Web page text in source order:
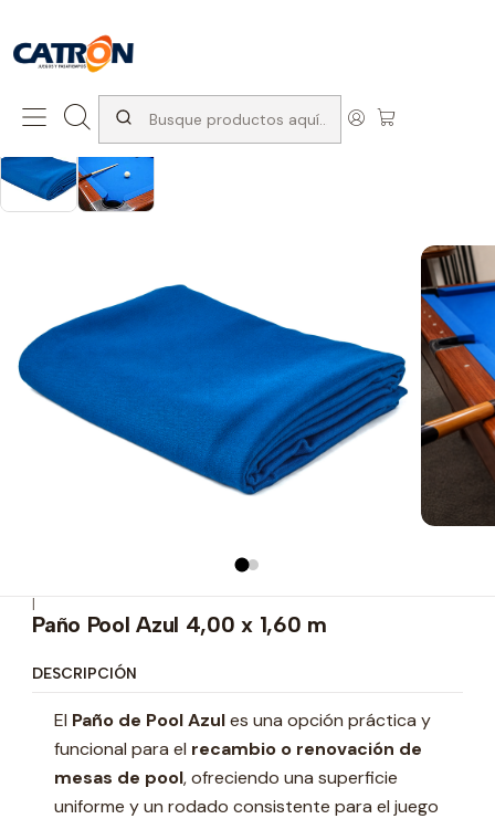
Inicio Productos
|
Paño Pool Azul 4,00 x 1,60 m
DESCRIPCIÓN
El Paño de Pool Azules una opción práctica y
funcional para el recambio o renovación de
mesas de pool, ofreciendo una superficie
uniforme y un rodado consistente para el juego